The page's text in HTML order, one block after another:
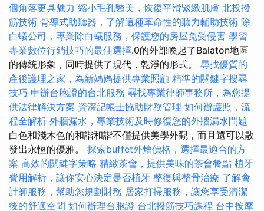
個角落更具魅力 縮小毛孔醫美，恢復平滑緊緻肌膚 北投撥
筋技術 骨導式助聽器，了解這種革命性的聽力輔助技術 除
白蟻公司，專業除白蟻服務，保護您的房屋免受侵害 學習
專業數位行銷技巧的最佳選擇.0的外部喚起了Balaton地區
的傳統形象，同時提供了現代，乾淨的形式。 尋找優質的
產後護理之家，為新媽媽提供專業照顧 精準的關鍵字搜尋
技巧 申辦台胞證的台北服務 尋找專業律師事務所，為您提
供法律解決方案 資深記帳士協助財務管理 如何辦護照，流
程全解析 外牆漏水，專業技術及時修復您的外牆漏水問題
白色和淺木色的和諧和諧不僅提供美學外觀，而且還可以散
發出永恆的優雅。 探索buffet外燴價格，選擇最適合的方
案 高效的關鍵字策略 精緻茶會，提供美味的茶會餐點 植牙
費用解析，讓你安心決定是否植牙 整復與整骨治療 了解會
計師服務，幫助您規劃財務 居家打掃服務，讓您享受清潔
後的舒適空間 如何辦理台胞證 台北撥筋技巧課程 台中按摩